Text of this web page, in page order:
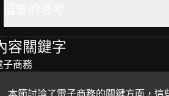
容關鍵字
子商務
本節討論了電子商務的關鍵方面，